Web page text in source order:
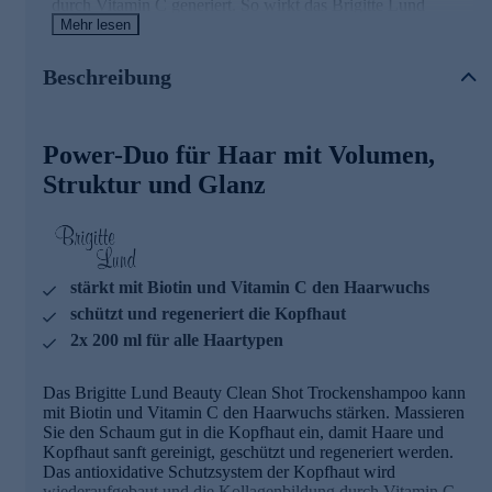
Beauty and Clean Shot Trockenshampoo mit Biotin
Mehr lesen
Beschreibung
Power-Duo für Haar mit Volumen,
Struktur und Glanz
stärkt mit Biotin und Vitamin C den Haarwuchs
schützt und regeneriert die Kopfhaut
2x 200 ml für alle Haartypen
Das Brigitte Lund Beauty Clean Shot Trockenshampoo kann
mit Biotin und Vitamin C den Haarwuchs stärken. Massieren
Sie den Schaum gut in die Kopfhaut ein, damit Haare und
Kopfhaut sanft gereinigt, geschützt und regeneriert werden.
Das antioxidative Schutzsystem der Kopfhaut wird